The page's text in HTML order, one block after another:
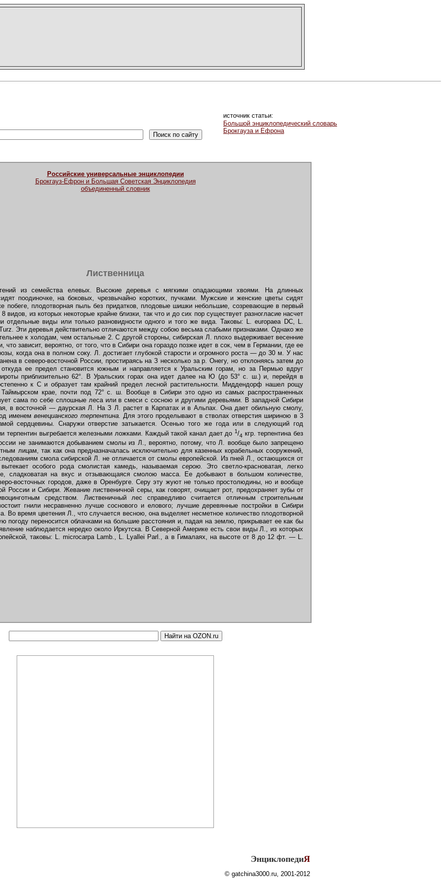
источник статьи:
Большой энциклопедический словарь
Брокгауза и Ефрона
Российские универсальные энциклопедии
Брокгауз-Ефрон и Большая Советская Энциклопедия
объединенный словник
Лиственница
из семейства елевых. Высокие деревья с мягкими опадающими хвоями. На длинных
поодиночке, на боковых, чрезвычайно коротких, пучками. Мужские и женские цветы сидят
побеге, плодотворная пыль без придатков, плодовые шишки небольшие, созревающие в первый
видов, из которых некоторые крайне близки, так что и до сих пор существует разногласие насчет
отдельные виды или только разновидности одного и того же вида. Таковы: L. europaea DC, L.
Эти деревья действительно отличаются между собою весьма слабыми признаками. Однако же
к холодам, чем остальные 2. С другой стороны, сибирская Л. плохо выдерживает весенние
что зависит, вероятно, от того, что в Сибири она гораздо позже идет в сок, чем в Германии, где ее
когда она в полном соку. Л. достигает глубокой старости и огромного роста — до 30 м. У нас
в северо-восточной России, простираясь на З несколько за р. Онегу, но отклоняясь затем до
ее предел становится южным и направляется к Уральским горам, но за Пермью вдруг
приблизительно 62°. В Уральских горах она идет далее на Ю (до 53° с. ш.) и, перейдя в
к С и образует там крайний предел лесной растительности. Миддендорф нашел рощу
крае, почти под 72° с. ш. Вообще в Сибири это одно из самых распространенных
сама по себе сплошные леса или в смеси с сосною и другими деревьями. В западной Сибири
в восточной — даурская Л. На З Л. растет в Карпатах и в Альпах. Она дает обильную смолу,
именемвенецианского терпентина.
Для этого проделывают в стволах отверстия шириною в 3
сердцевины. Снаружи отверстие затыкается. Осенью того же года или в следующий год
терпентин выгребается железными ложками. Каждый такой канал дает до 1/4 кгр. терпентина без
не занимаются добыванием смолы из Л., вероятно, потому, что Л. вообще было запрещено
лицам, так как она предназначалась исключительно для казенных корабельных сооружений,
смола сибирской Л. не отличается от смолы европейской. Из пней Л., остающихся от
особого рода смолистая камедь, называемая серою.
Это светло-красноватая, легко
сладковатая на вкус и отзывающаяся смолою масса. Ее добывают в большом количестве,
восточных городов, даже в Оренбурге. Серу эту жуют не только простолюдины, но и вообще
России и Сибири. Жевание лиственичной серы, как говорят, очищает рот, предохраняет зубы от
средством. Лиственичный лес справедливо считается отличным строительным
гнили несравненно лучше соснового и елового; лучшие деревянные постройки в Сибири
Во время цветения Л., что случается весною, она выделяет несметное количество плодотворной
погоду переносится облачками на большие расстояния и, падая на землю, прикрывает ее как бы
наблюдается нередко около Иркутска. В Северной Америке есть свои виды Л., из которых
таковы: L. microcarpa Lamb., L. Lyallei Parl., а в Гималаях, на высоте от 8 до 12 фт. — L.
ЭнциклопедиЯ
© gatchina3000.ru, 2001-2012